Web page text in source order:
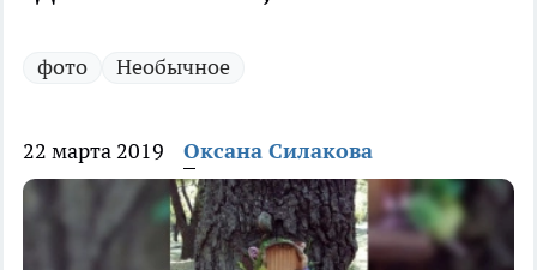
фото Необычное
22 марта 2019 Оксана Силакова